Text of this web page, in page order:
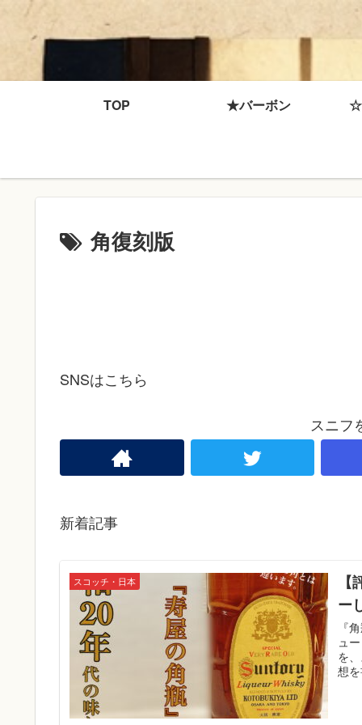
TOP ★バーボン ☆
角復刻版
SNSはこちら
スニフ
新着記事
スコッチ・日本
ー
『
ュ
を
想